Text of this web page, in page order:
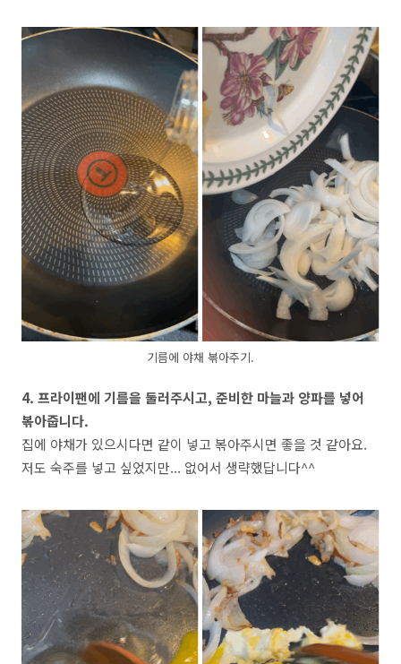
기름에 야채 볶아주기.
4. 프라이팬에 기름을 둘러주시고, 준비한 마늘과 양파를 넣어
볶아줍니다.
집에 야채가 있으시다면 같이 넣고 볶아주시면 좋을 것 같아요.
저도 숙주를 넣고 싶었지만... 없어서 생략했답니다^^